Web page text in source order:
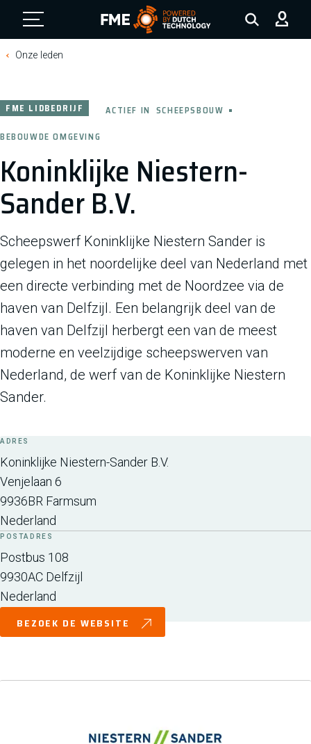
FME Logo, to the homepage
Onze leden
Koninklijke Niestern-
Sander B.V.
FME LIDBEDRIJF ACTIEF IN SCHEEPSBOUW
BEBOUWDE OMGEVING
Scheepswerf Koninklijke Niestern Sander is
gelegen in het noordelijke deel van Nederland met
een directe verbinding met de Noordzee via de
haven van Delfzijl. Een belangrijk deel van de
haven van Delfzijl herbergt een van de meest
moderne en veelzijdige scheepswerven van
Nederland, de werf van de Koninklijke Niestern
Sander.
ADRES
Koninklijke Niestern-Sander B.V.
Venjelaan 6
9936BR Farmsum
Nederland
POSTADRES
Postbus 108
9930AC Delfzijl
Nederland
BEZOEK DE WEBSITE